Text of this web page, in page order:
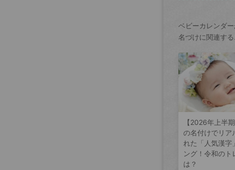
ベビーカレンダ
名づけに関連す
【2026年上半
の名付けでリア
れた「人気漢字
ング！令和のト
は？